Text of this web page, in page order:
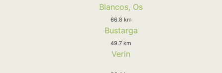
Blancos, Os
66.8 km
Bustarga
49.7 km
Verin